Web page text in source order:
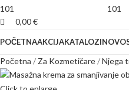
0,00€
POČETNAAKCIJAKATALOZI
Početna Za Kozmetičare Njega